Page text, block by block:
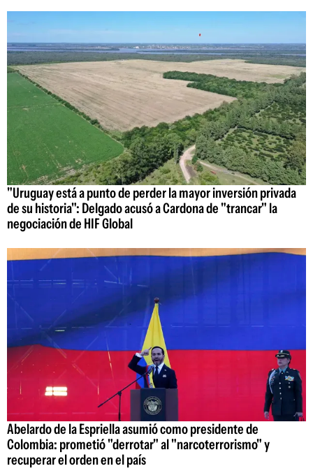
"Uruguay está a punto de perder la mayor inversión privada
de su historia": Delgado acusó a Cardona de "trancar" la
negociación de HIF Global
Abelardo de la Espriella asumió como presidente de
Colombia: prometió "derrotar" al "narcoterrorismo" y
recuperar el orden en el país